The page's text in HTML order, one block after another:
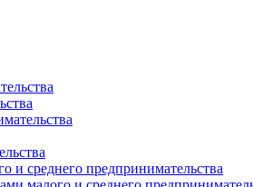
и среднего предпринимательства